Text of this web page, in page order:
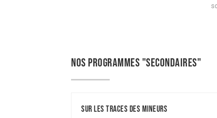
NOS PROGRAMMES "SECONDAIRES"
Sur les traces des mineurs